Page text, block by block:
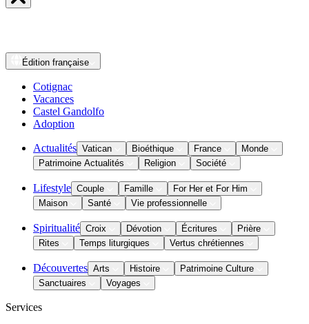
Édition française
Cotignac
Vacances
Castel Gandolfo
Adoption
Actualités Vatican Bioéthique France
Monde
Patrimoine Actualités
Religion Société
Lifestyle Couple Famille
For Her et For Him
Maison
Santé Vie professionnelle
Spiritualité Croix Dévotion Écritures
Prière
Rites
Temps liturgiques Vertus chrétiennes
Découvertes Arts Histoire
Patrimoine Culture
Sanctuaires
Voyages
Services